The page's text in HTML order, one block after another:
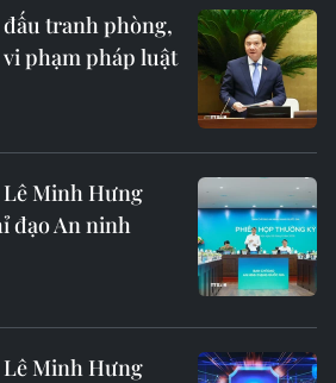
đấu tranh phòng,
phạm pháp luật
Minh Hưng
đạo An ninh
Minh Hưng